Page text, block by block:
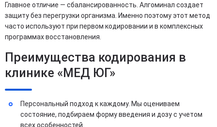
Главное отличие — сбалансированность. Алгоминал создает
защиту без перегрузки организма. Именно поэтому этот метод
часто используют при первом кодировании и в комплексных
программах восстановления.
Преимущества кодирования в
клинике «МЕД ЮГ»
Персональный подход к каждому. Мы оцениваем
состояние, подбираем форму введения и дозу с учетом
всех особенностей.